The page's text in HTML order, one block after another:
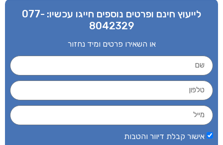
לייעוץ חינם ופרטים נוספים חייגו עכשיו: 077-
8042329
או השאירו פרטים ומיד נחזור
אישור קבלת דיוור והטבות